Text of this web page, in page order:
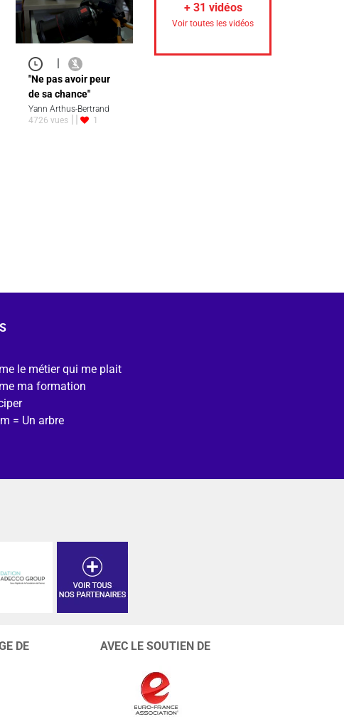
"Ne pas avoir peur
de sa chance"
Yann Arthus-Bertrand
4726 vues
1
+ 31 vidéos
Voir toutes les vidéos
le métier qui me plait
ma formation
= Un arbre
DE AVEC LE SOUTIEN DE